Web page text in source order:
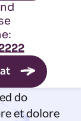
magna
dolor sit
do
et dolore